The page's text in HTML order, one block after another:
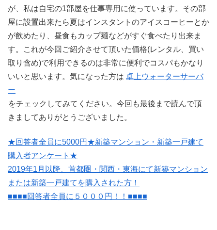
が、私は自宅の1部屋を仕事専用に使っています。その部
屋に設置出来たら夏はインスタントのアイスコーヒーとか
が飲めたり、昼食もカップ麺などがすぐ食べたり出来ま
す。これが今回ご紹介させて頂いた価格(レンタル、買い
取り含め)で利用できるのは非常に便利でコスパもかなり
いいと思います。気になった方は 卓上ウォーターサーバ
ー
をチェックしてみてください。今回も最後まで読んで頂
きましてありがとうございました。
★回答者全員に5000円★新築マンション・新築一戸建て
購入者アンケート★
2019年1月以降、首都圏・関西・東海にて新築マンション
または新築一戸建てを購入された方！
■■■■回答者全員に５０００円！！■■■■